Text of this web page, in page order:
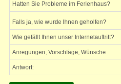
Hatten Sie Probleme im Ferienhaus?
Falls ja, wie wurde Ihnen geholfen?
Wie gefällt Ihnen unser Internetauftritt?
Anregungen, Vorschläge, Wünsche
Antwort: